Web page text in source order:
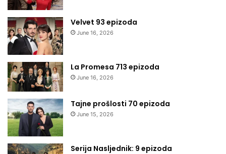
Velvet 93 epizoda
June 16, 2026
La Promesa 713 epizoda
June 16, 2026
Tajne prošlosti 70 epizoda
June 15, 2026
Serija Nasljednik: 9 epizoda